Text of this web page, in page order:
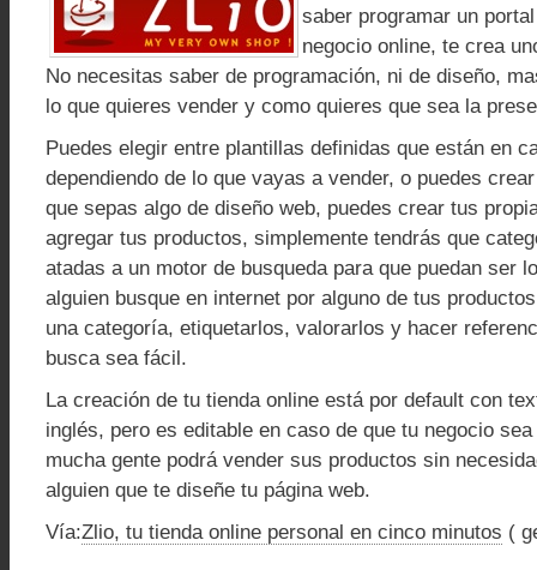
saber programar un
negocio online, te crea
No necesitas saber de programación, ni de diseño,
lo que quieres vender y como quieres que sea la
Puedes elegir entre plantillas definidas que están en
dependiendo de lo que vayas a vender, o puedes
que sepas algo de diseño web, puedes crear tus
agregar tus productos, simplemente tendrás que
atadas a un motor de busqueda para que puedan ser
alguien busque en internet por alguno de tus
una categoría, etiquetarlos, valorarlos y hacer
busca sea fácil.
La creación de tu tienda online está por default con
inglés, pero es editable en caso de que tu negocio
mucha gente podrá vender sus productos sin
alguien que te diseñe tu página web.
Vía:Zlio, tu tienda online personal en cinco minutos (